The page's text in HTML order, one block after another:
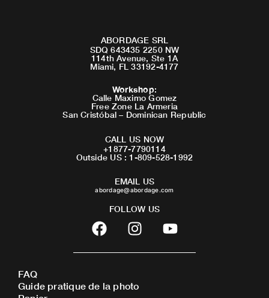
ABORDAGE SRL
SDQ 643435 2250 NW
114th Avenue, Ste 1A
Miami, FL 33192-4177
Workshop:
Calle Maximo Gomez
Free Zone La Armeria
San Cristóbal – Dominican Republic
CALL US NOW
+1877-7790114
Outside US : 1-809-528-1992
EMAIL US
abordage@abordage.com
FOLLOW US
F
a
c
b
I
n
s
a
Y
o
u
FAQ
Guide pratique de la photo